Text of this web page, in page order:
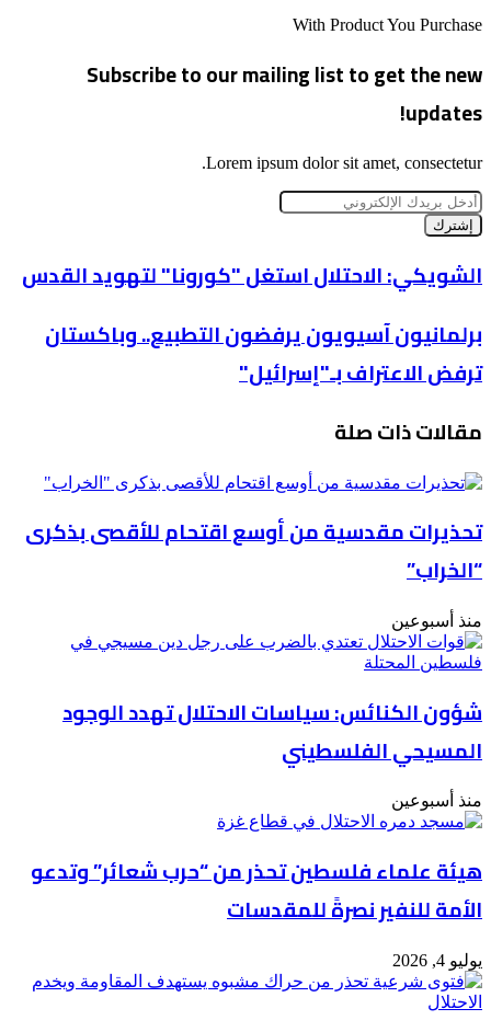
With Product You Purchase
Subscribe to our mailing list to get the new
updates!
Lorem ipsum dolor sit amet, consectetur.
أدخل
بريدك
الإلكتروني
الشويكي:
الاحتلال
"كورونا"
لتهويد
القدس
الشويكي: الاحتلال استغل "كورونا" لتهويد القدس
برلمانيون
آسيويون
يرفضون
التطبيع..
ترفض
بـ"إسرائيل"
برلمانيون آسيويون يرفضون التطبيع.. وباكستان
ترفض الاعتراف بـ"إسرائيل"
مقالات ذات صلة
تحذيرات مقدسية من أوسع اقتحام للأقصى بذكرى
“الخراب”
منذ أسبوعين
شؤون الكنائس: سياسات الاحتلال تهدد الوجود
المسيحي الفلسطيني
منذ أسبوعين
هيئة علماء فلسطين تحذر من “حرب شعائر” وتدعو
الأمة للنفير نصرةً للمقدسات
يوليو 4, 2026